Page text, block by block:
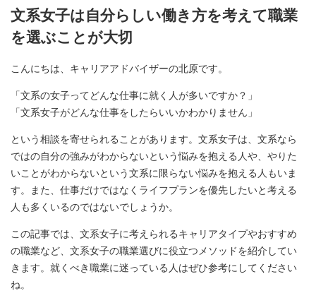
文系女子は自分らしい働き方を考えて職業
を選ぶことが大切
こんにちは、キャリアアドバイザーの北原です。
「文系の女子ってどんな仕事に就く人が多いですか？」
「文系女子がどんな仕事をしたらいいかわかりません」
という相談を寄せられることがあります。文系女子は、文系なら
ではの自分の強みがわからないという悩みを抱える人や、やりた
いことがわからないという文系に限らない悩みを抱える人もいま
す。また、仕事だけではなくライフプランを優先したいと考える
人も多くいるのではないでしょうか。
この記事では、文系女子に考えられるキャリアタイプやおすすめ
の職業など、文系女子の職業選びに役立つメソッドを紹介してい
きます。就くべき職業に迷っている人はぜひ参考にしてください
ね。